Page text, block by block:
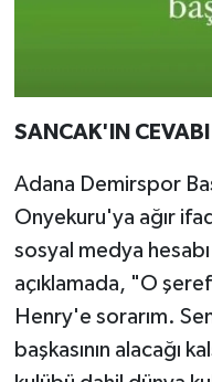
SANCAK'IN
Adana Demirspor
Onyekuru'ya ağır
sosyal medya
açıklamada, "O
Henry'e sorarım.
başkasının alacağı